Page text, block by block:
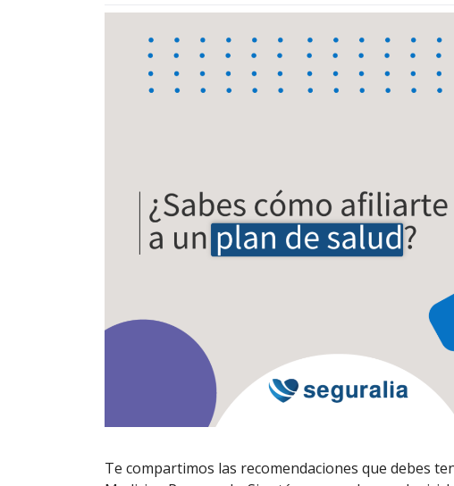
Te compartimos las recomendaciones que debes